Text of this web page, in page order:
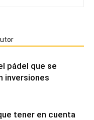
pádel que se
inversiones
tener en cuenta